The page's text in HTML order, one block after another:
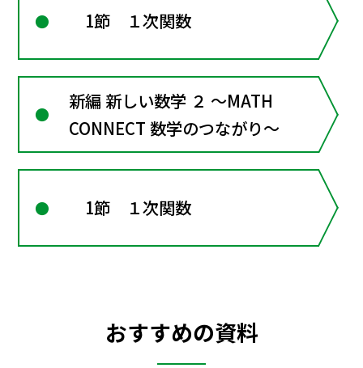
1節 １次関数
新編 新しい数学 ２ ～MATH
CONNECT 数学のつながり～
1節 １次関数
おすすめの資料